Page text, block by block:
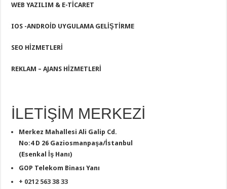
WEB YAZILIM & E-TİCARET
IOS -ANDROİD UYGULAMA GELİŞTİRME
SEO HİZMETLERİ
REKLAM – AJANS HİZMETLERİ
İLETİŞİM MERKEZİ
Merkez Mahallesi Ali Galip Cd.
No:4 D 26 Gaziosmanpaşa/İstanbul
(Esenkal İş Hanı)
GOP Telekom Binası Yanı
+ 0212 563 38 33